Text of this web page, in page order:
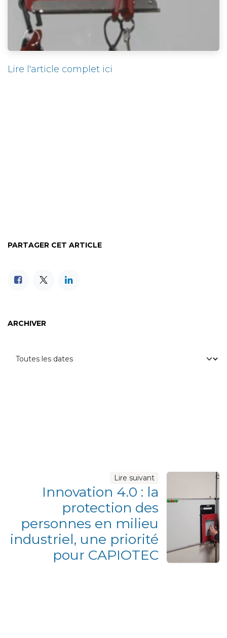
Lire l'article complet ici
PARTAGER CET ARTICLE
ARCHIVER
Lire suivant
Innovation 4.0 : la
protection des
personnes en milieu
industriel, une priorité
pour CAPIOTEC
c